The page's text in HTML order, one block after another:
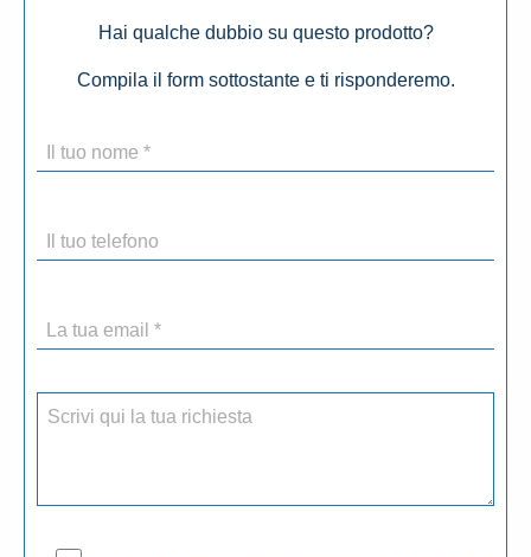
Hai qualche dubbio su questo prodotto?
Compila il form sottostante e ti risponderemo.